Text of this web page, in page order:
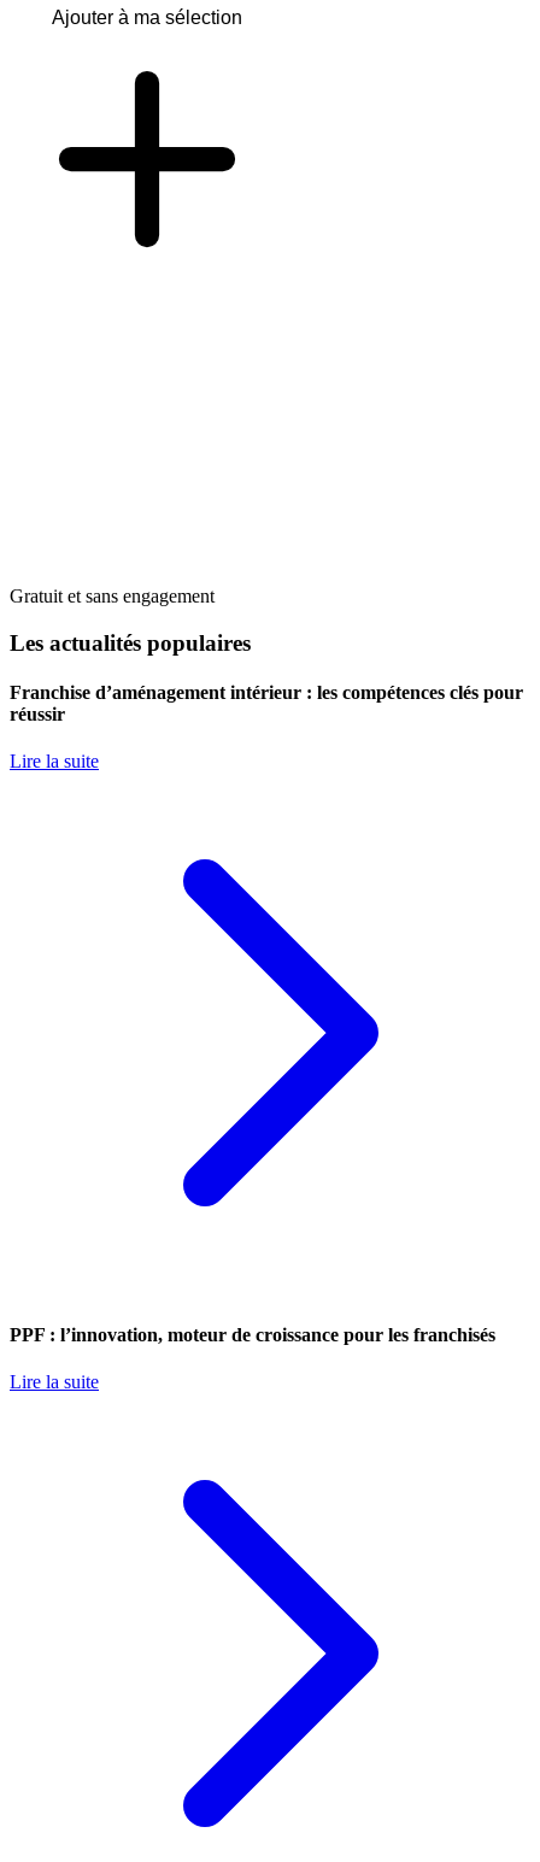
Ajouter à ma sélection
Gratuit et sans engagement
Les actualités populaires
Franchise d’aménagement intérieur : les compétences clés pour
réussir
Lire la suite
PPF : l’innovation, moteur de croissance pour les franchisés
Lire la suite